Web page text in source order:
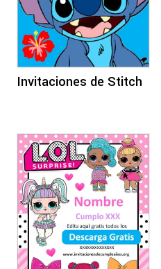
Invitaciones de Stitch